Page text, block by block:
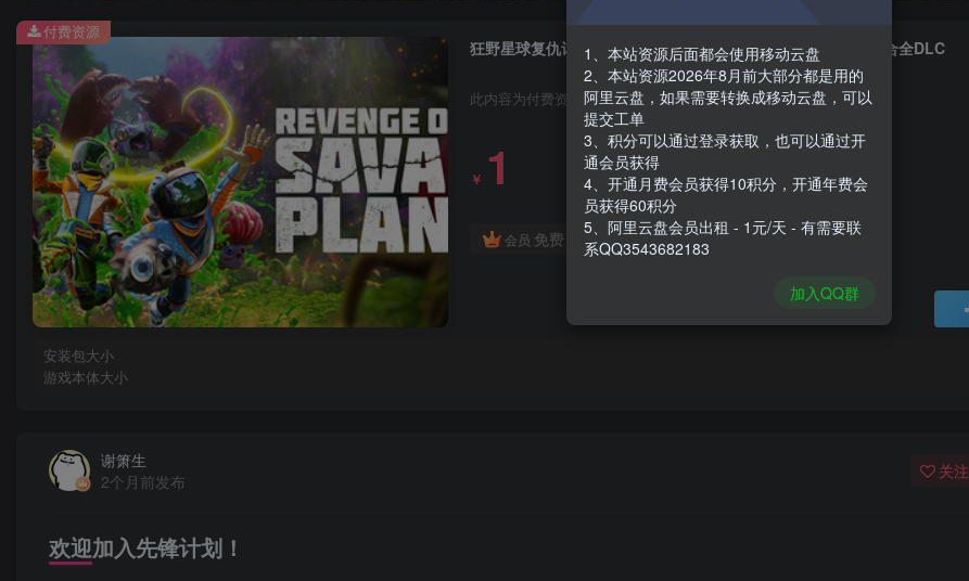
狂野星球复仇记|Revenge of The Savage Planet|117297|整合全DLC
此内容为付费资源，请付费后查看
￥ 1
会员 免费
安装包大小
游戏本体大小
付费资源
谢箫生
2个月前发布
关注
欢迎加入先锋计划！
1、本站资源后面都会使用移动云盘
2、本站资源2026年8月前大部分都是用的
阿里云盘，如果需要转换成移动云盘，可以
提交工单
3、积分可以通过登录获取，也可以通过开
通会员获得
4、开通月费会员获得10积分，开通年费会
员获得60积分
5、阿里云盘会员出租 - 1元/天 - 有需要联
系QQ3543682183
加入QQ群